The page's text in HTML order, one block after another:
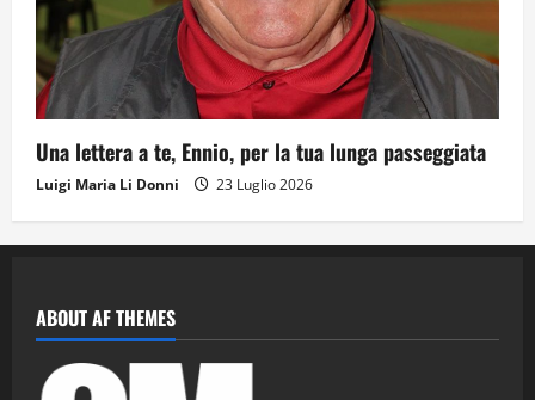
Una lettera a te, Ennio, per la tua lunga passeggiata
Luigi Maria Li Donni 23 Luglio 2026
ABOUT AF THEMES